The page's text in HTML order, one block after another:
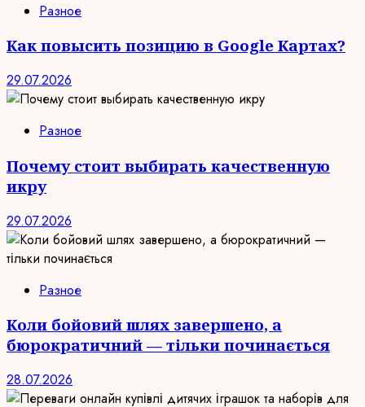
Разное
Как повысить позицию в Google Картах?
29.07.2026
Разное
Почему стоит выбирать качественную
икру
29.07.2026
Разное
Коли бойовий шлях завершено, а
бюрократичний — тільки починається
28.07.2026